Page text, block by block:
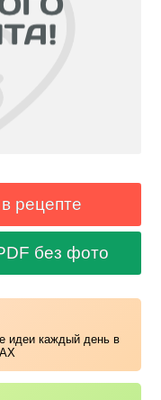
рецепте
без фото
идеи каждый день в